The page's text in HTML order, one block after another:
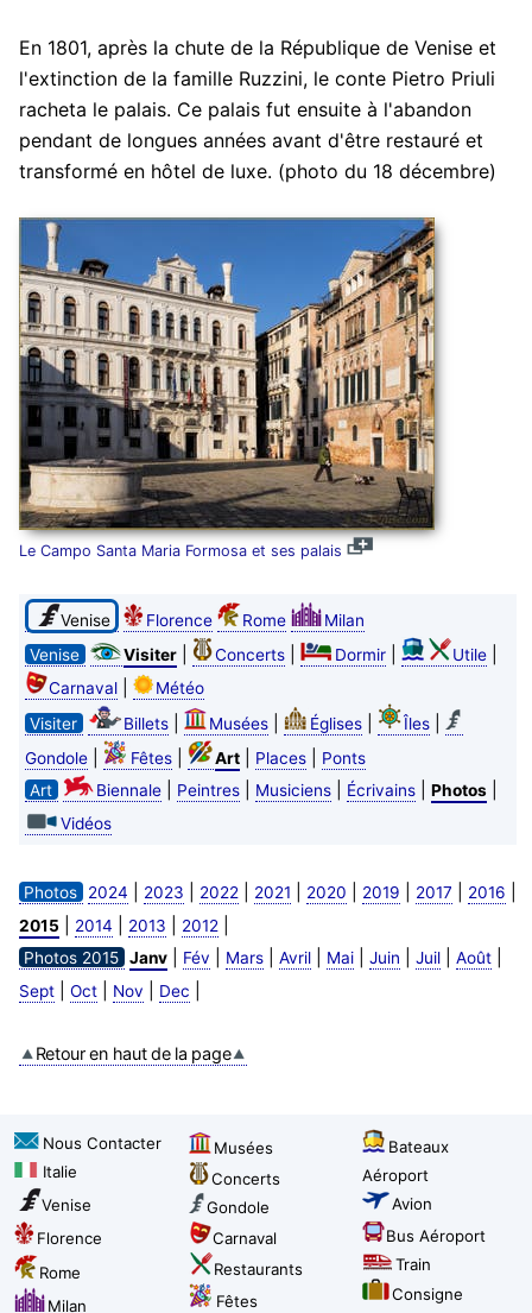
En 1801, après la chute de la République de Venise et
l'extinction de la famille Ruzzini, le conte Pietro Priuli
racheta le palais. Ce palais fut ensuite à l'abandon
pendant de longues années avant d'être restauré et
transformé en hôtel de luxe. (photo du 18 décembre)
Le Campo Santa Maria Formosa et ses palais
Venise Florence Rome
Milan
Venise
Visiter| Concerts| Dormir| Utile|
Carnaval|
Météo
Visiter
Billets| Musées| Églises| Îles|
Gondole| Fêtes| Art| Places|
Ponts
Art
Biennale| Peintres| Musiciens| Écrivains| Photos|
Vidéos
Photos 2024 2023 2022 2021 2020 2019 2017 2016
2015 2014 2013 2012
Photos 2015 Janv| Fév Mars| Avril| Mai| Juin Juil| Août|
Sept| Oct| Nov Dec
Retour en haut de la page
Nous Contacter
Italie
Venise
Florence
Rome
Milan
Musées
Concerts
Gondole
Carnaval
Restaurants
Fêtes
Bateaux
Aéroport
Avion
Bus Aéroport
Train
Consigne